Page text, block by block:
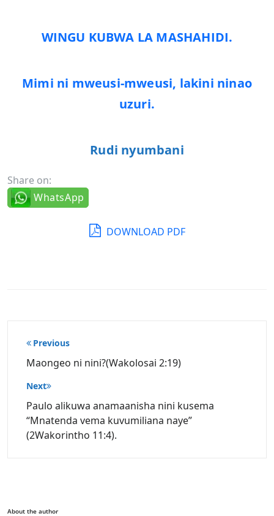
WINGU KUBWA LA MASHAHIDI.
Mimi ni mweusi-mweusi, lakini ninao
uzuri.
Rudi nyumbani
Share on:
WhatsApp
DOWNLOAD PDF
Post
navigation
Previous
Maongeo ni nini?(Wakolosai 2:19)
Next
Paulo alikuwa anamaanisha nini kusema
“Mnatenda vema kuvumiliana naye”
(2Wakorintho 11:4).
About the author